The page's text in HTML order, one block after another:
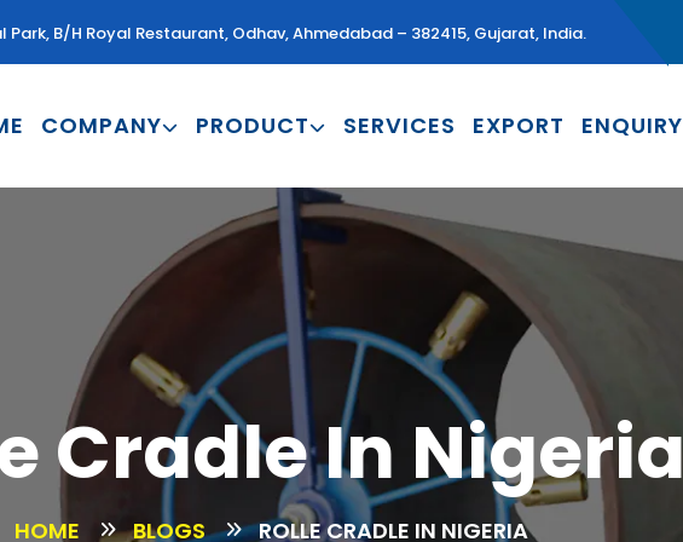
Park, B/H Royal Restaurant, Odhav, Ahmedabad – 382415, Gujarat, India.
COMPANY PRODUCT SERVICES EXPORT ENQUIRY
Cradle In Nigeria
HOME BLOGS ROLLE CRADLE IN NIGERIA